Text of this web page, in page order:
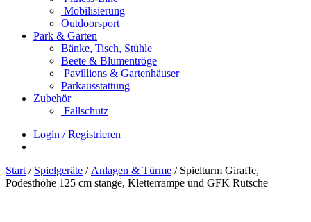
Mobilisierung
Outdoorsport
Park & Garten
Bänke, Tisch, Stühle
Beete & Blumentröge
Pavillions & Gartenhäuser
Parkausstattung
Zubehör
Fallschutz
Login / Registrieren
Start / Spielgeräte / Anlagen & Türme / Spielturm Giraffe,
Podesthöhe 125 cm stange, Kletterrampe und GFK Rutsche